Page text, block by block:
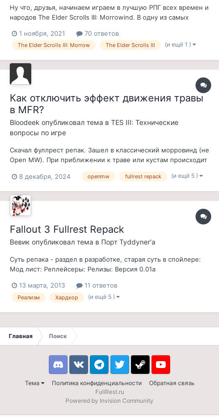
Ну что, друзья, начинаем играем в лучшую РПГ всех времен и
народов The Elder Scrolls III: Morrowind. В одну из самых
(версии 4.0+). Отыгрываем колдуна-некроманта Танатиса-Ра.
Условия прохождения: - без краж (если только не по квесту);
1 ноября, 2021 70 ответов
The Elder Scrolls III: Morrow The Elder Scrolls III (и ещё 1 )
Как отключить эффект движения травы
в MFR?
Bloodeek опубликовал тема в TES III: Технические
вопросы по игре
Скачал фуллрест репак. Зашел в классический морровинд (не
Open MW). При приближении к траве или кустам происходит
накладывается. В списке модов не смог найти какой
знает как это отключи...
8 декабря, 2024 openmw fullrest repack (и ещё 5 )
Fallout 3 Fullrest Repack
Вевик опубликовал тема в Порт Tyddyner'а
Cуть репака - раздел в разработке, старая суть в спойлере:
Мод лист: Реплейсеры: Релизы: Версия 0.01a
13 марта, 2013 11 ответов
Реализм Хардкор (и ещё 5 )
Главная Поиск
Тема Политика конфиденциальности Обратная связь
DiscordVK TelegramTwitter Steam Youtube
FullRest.ru
Powered by Invision Community